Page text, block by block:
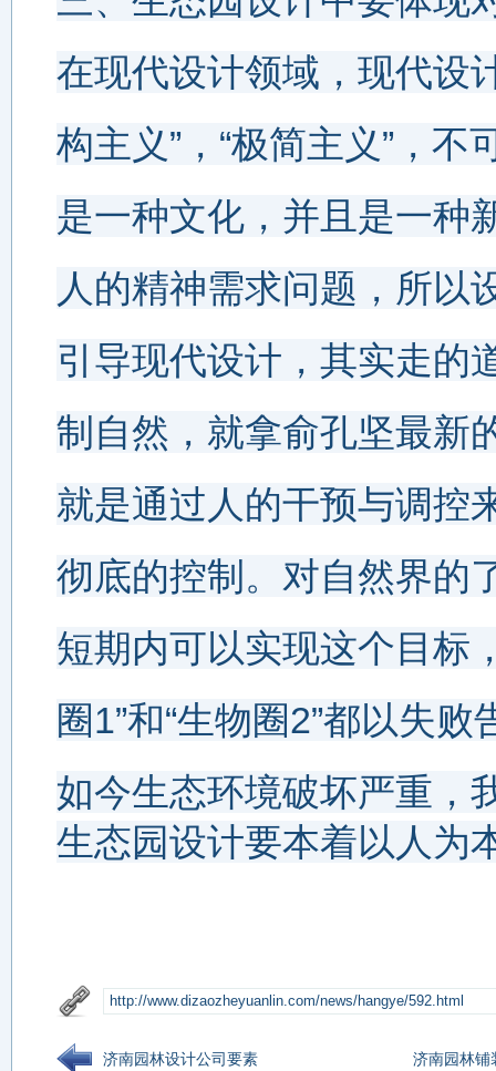
在现代设计领域，现代设
构主义”，“极简主义”，
是一种文化，并且是一种
人的精神需求问题，所以
引导现代设计，其实走的
制自然，就拿俞孔坚最新
就是通过人的干预与调控
彻底的控制。对自然界的
短期内可以实现这个目标
圈1”和“生物圈2”都以失
如今生态环境破坏严重，
生态园设计要本着以人为
济南园林设计公司要素 济南园林铺